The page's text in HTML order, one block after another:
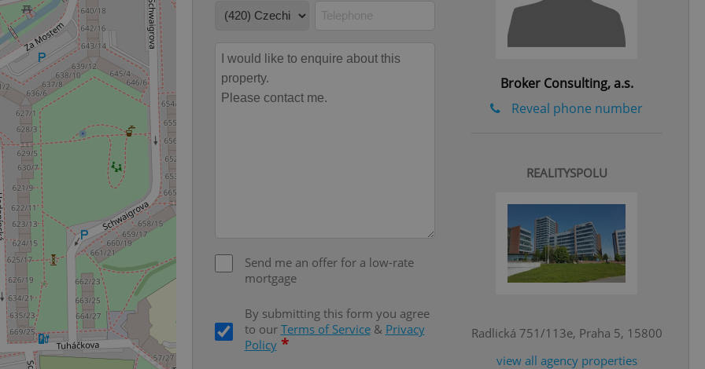
Send me an offer for a low-rate
mortgage
By submitting this form you agree
to our Terms of Service& Privacy
Policy *
Broker Consulting, a.s.
Reveal phone number
REALITYSPOLU
Radlická 751/113e, Praha 5, 15800
view all agency properties
on Expats.cz. This is necessary to provide full
.expats.cz
This cookie is used to keep record of user votes
on polls. This is necessary to ensure the correct
functionality of polls and to ensure best practices
on poll votes.
.expats.cz
.expats.cz
important announcements, information that
helps them in navigating the site and informs
them of changes that apply to them. This is
and announcements reach our users.
CookieScript
.expats.cz
This cookie is used by Cookie-Script.com service
to remember visitor cookie consent preferences.
It is necessary for Cookie-Script.com cookie
Google Privacy Policy